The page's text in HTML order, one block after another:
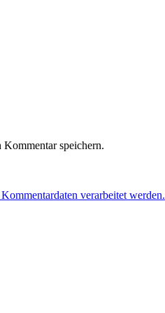
speichern.
verarbeitet werden.